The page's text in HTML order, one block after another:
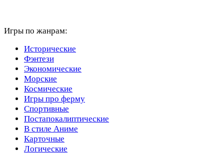
Игры по жанрам:
Исторические
Фэнтези
Экономические
Морские
Космические
Игры про ферму
Спортивные
Постапокалиптические
В стиле Аниме
Карточные
Логические